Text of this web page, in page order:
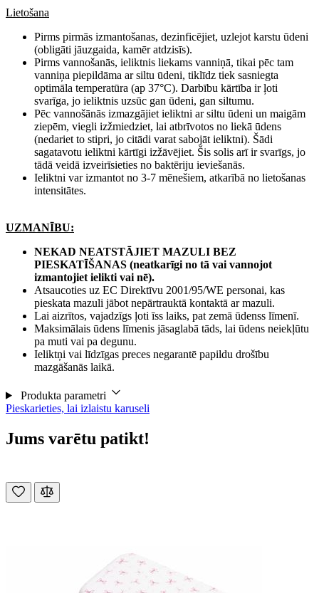
Lietošana
Pirms pirmās izmantošanas, dezinficējiet, uzlejot karstu ūdeni
(obligāti jāuzgaida, kamēr atdzisīs).
Pirms vannošanās, ieliktnis liekams vanniņā, tikai pēc tam
vanniņa piepildāma ar siltu ūdeni, tiklīdz tiek sasniegta
optimāla temperatūra (ap 37°C). Darbību kārtība ir ļoti
svarīga, jo ieliktnis uzsūc gan ūdeni, gan siltumu.
Pēc vannošānās izmazgājiet ieliktni ar siltu ūdeni un maigām
ziepēm, viegli izžmiedziet, lai atbrīvotos no liekā ūdens
(nedariet to stipri, jo citādi varat sabojāt ieliktni). Šādi
sagatavotu ieliktni kārtīgi izžāvējiet. Šis solis arī ir svarīgs, jo
tādā veidā izveirīsieties no baktēriju ieviešanās.
Ieliktni var izmantot no 3-7 mēnešiem, atkarībā no lietošanas
intensitātes.
UZMANĪBU:
NEKAD NEATSTĀJIET MAZULI BEZ
PIESKATĪŠANAS (neatkarīgi no tā vai vannojot
izmantojiet ielikti vai nē).
Atsaucoties uz EC Direktīvu 2001/95/WE personai, kas
pieskata mazuli jābot nepārtrauktā kontaktā ar mazuli.
Lai aizrītos, vajadzīgs ļoti īss laiks, pat zemā ūdenss līmenī.
Maksimālais ūdens līmenis jāsaglabā tāds, lai ūdens neiekļūtu
pa muti vai pa degunu.
Ieliktņi vai līdzīgas preces negarantē papildu drošību
mazgāšanās laikā.
Produkta parametri
Pieskarieties, lai izlaistu karuseli
Jums varētu patikt!